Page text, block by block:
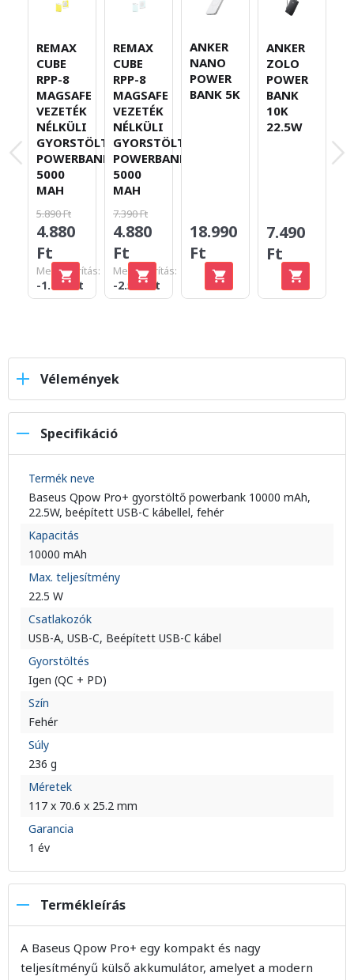
REMAX
CUBE
RPP-8
MAGSAFE
VEZETÉK
NÉLKÜLI
GYORSTÖLTŐ
POWERBANK
5000
MAH
5.890 Ft
4.880
Ft
Megtakarítás:
-1.010 Ft
REMAX
CUBE
RPP-8
MAGSAFE
VEZETÉK
NÉLKÜLI
GYORSTÖLTŐ
POWERBANK
5000
MAH
7.390 Ft
4.880
Ft
Megtakarítás:
-2.510 Ft
ANKER
NANO
POWER
BANK 5K
18.990
Ft
ANKER
ZOLO
POWER
BANK
10K
22.5W
7.490
Ft
Vélemények
Specifikáció
Termék neve
Baseus Qpow Pro+ gyorstöltő powerbank 10000 mAh,
22.5W, beépített USB-C kábellel, fehér
Kapacitás
10000 mAh
Max. teljesítmény
22.5 W
Csatlakozók
USB-A, USB-C, Beépített USB-C kábel
Gyorstöltés
Igen (QC + PD)
Szín
Fehér
Súly
236 g
Méretek
117 x 70.6 x 25.2 mm
Garancia
1 év
Termékleírás
A Baseus Qpow Pro+ egy kompakt és nagy
teljesítményű külső akkumulátor, amelyet a modern